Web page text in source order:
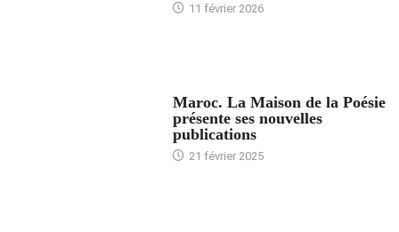
11 février 2026
Maroc. La Maison de la Poésie
présente ses nouvelles
publications
21 février 2025